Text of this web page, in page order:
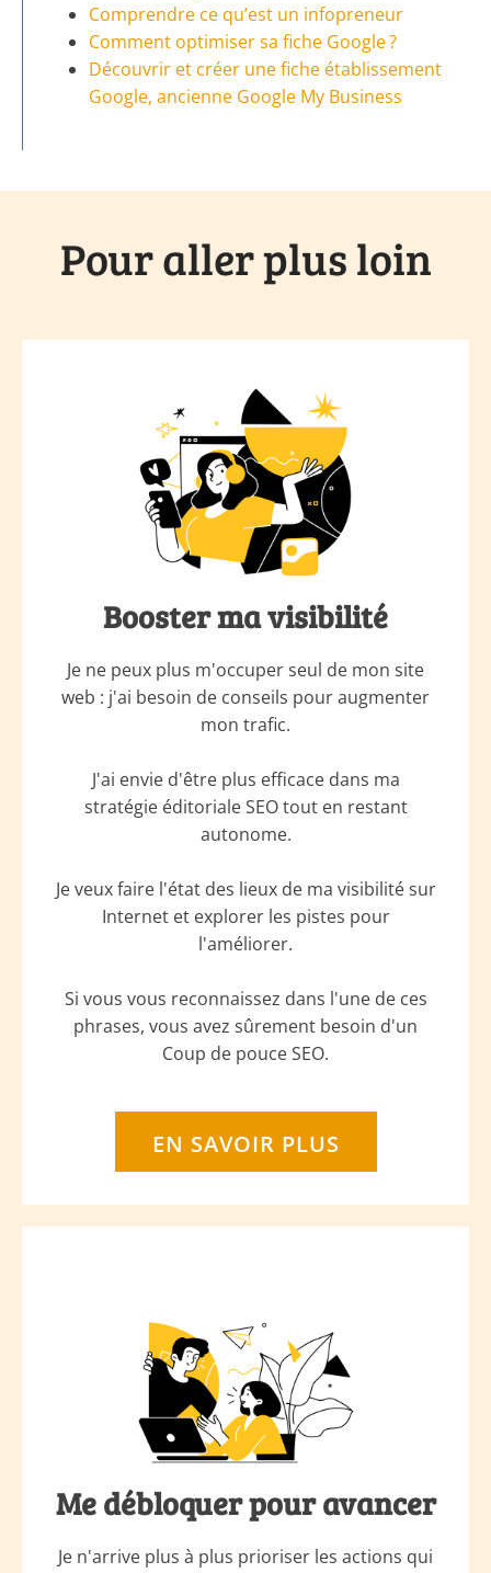
Comprendre ce qu’est un infopreneur
Comment optimiser sa fiche Google ?
Découvrir et créer une fiche établissement
Google, ancienne Google My Business
Pour aller plus loin
Booster ma visibilité
Je ne peux plus m'occuper seul de mon site
web : j'ai besoin de conseils pour augmenter
mon trafic.
J'ai envie d'être plus efficace dans ma
stratégie éditoriale SEO tout en restant
autonome.
Je veux faire l'état des lieux de ma visibilité sur
Internet et explorer les pistes pour
l'améliorer.
Si vous vous reconnaissez dans l'une de ces
phrases, vous avez sûrement besoin d'un
Coup de pouce SEO.
EN SAVOIR PLUS
Me débloquer pour avancer
Je n'arrive plus à plus prioriser les actions qui